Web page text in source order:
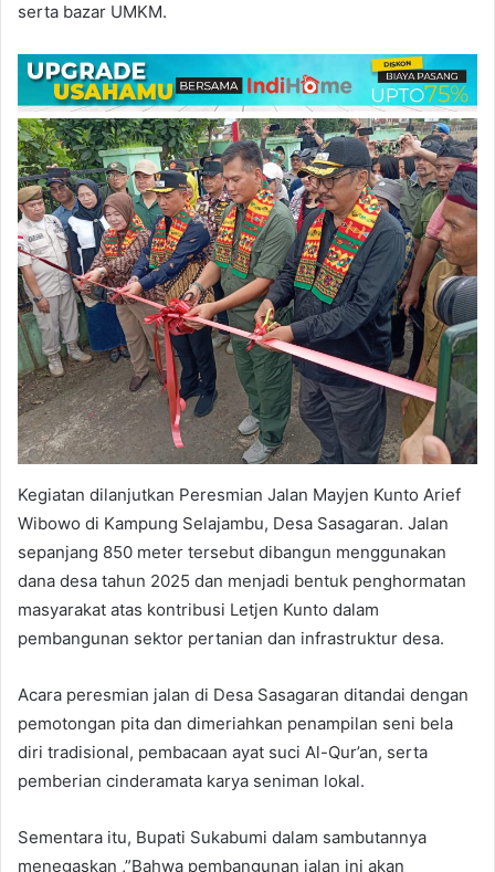
serta bazar UMKM.
Kegiatan dilanjutkan Peresmian Jalan Mayjen Kunto Arief
Wibowo di Kampung Selajambu, Desa Sasagaran. Jalan
sepanjang 850 meter tersebut dibangun menggunakan
dana desa tahun 2025 dan menjadi bentuk penghormatan
masyarakat atas kontribusi Letjen Kunto dalam
pembangunan sektor pertanian dan infrastruktur desa.
Acara peresmian jalan di Desa Sasagaran ditandai dengan
pemotongan pita dan dimeriahkan penampilan seni bela
diri tradisional, pembacaan ayat suci Al-Qur’an, serta
pemberian cinderamata karya seniman lokal.
Sementara itu, Bupati Sukabumi dalam sambutannya
menegaskan ,”Bahwa pembangunan jalan ini akan